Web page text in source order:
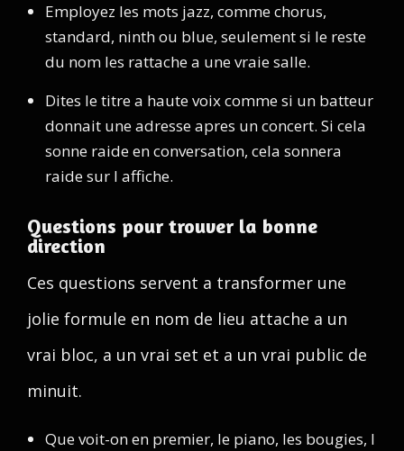
Employez les mots jazz, comme chorus,
standard, ninth ou blue, seulement si le reste
du nom les rattache a une vraie salle.
Dites le titre a haute voix comme si un batteur
donnait une adresse apres un concert. Si cela
sonne raide en conversation, cela sonnera
raide sur l affiche.
Questions pour trouver la bonne
direction
Ces questions servent a transformer une
jolie formule en nom de lieu attache a un
vrai bloc, a un vrai set et a un vrai public de
minuit.
Que voit-on en premier, le piano, les bougies, l